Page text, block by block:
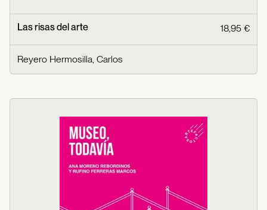
Las risas del arte 18,95 €
Reyero Hermosilla, Carlos